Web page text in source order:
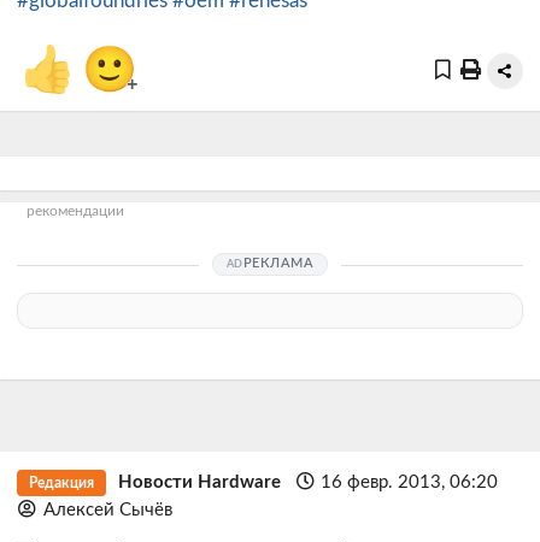
👍 🙂+
рекомендации
РЕКЛАМА
Редакция Новости Hardware
16 февр. 2013, 06:20
Алексей Сычёв